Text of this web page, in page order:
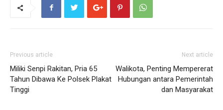
Previous article
Miliki Senpi Rakitan, Pria 65
Tahun Dibawa Ke Polsek Plakat
Tinggi
Next article
Walikota, Penting Mempererat
Hubungan antara Pemerintah
dan Masyarakat